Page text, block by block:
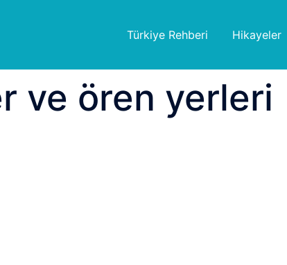
Türkiye Rehberi Hikayeler
ve ören yerleri